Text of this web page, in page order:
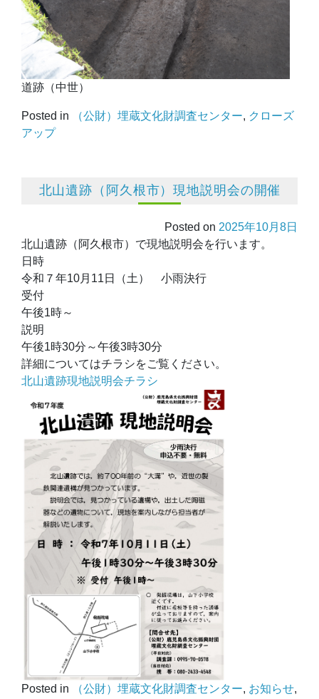
道跡（中世）
Posted in （公財）埋蔵文化財調査センター, クローズ
アップ
北山遺跡（阿久根市）現地説明会の開催
Posted on 2025年10月8日
北山遺跡（阿久根市）で現地説明会を行います。
日時
令和７年10月11日（土） 小雨決行
受付
午後1時～
説明
午後1時30分～午後3時30分
詳細についてはチラシをご覧ください。
北山遺跡現地説明会チラシ
Posted in （公財）埋蔵文化財調査センター, お知らせ,